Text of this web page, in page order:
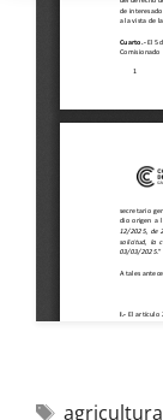
agricultura